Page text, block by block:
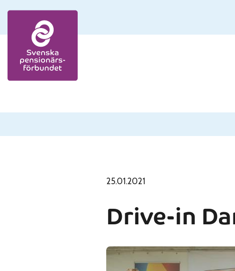
Skip to content
25.01.2021
Drive-in